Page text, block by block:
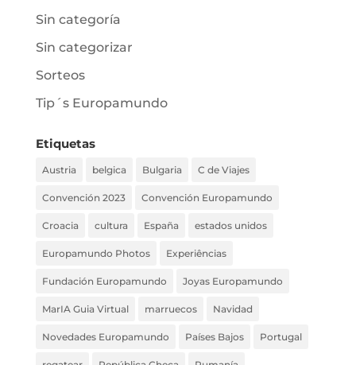
Sin categoría
Sin categorizar
Sorteos
Tip´s Europamundo
Etiquetas
Austria belgica Bulgaria C de Viajes
Convención 2023 Convención Europamundo
Croacia cultura España estados unidos
Europamundo Photos Experiências
Fundación Europamundo Joyas Europamundo
MarIA Guia Virtual marruecos Navidad
Novedades Europamundo Países Bajos Portugal